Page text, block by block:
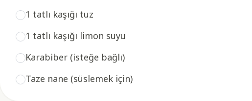
1 tatlı kaşığı tuz
1 tatlı kaşığı limon suyu
Karabiber (isteğe bağlı)
Taze nane (süslemek için)